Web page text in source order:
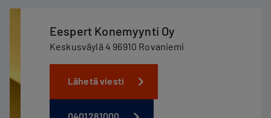
Eespert Konemyynti Oy
Keskusväylä 4 96910 Rovaniemi
Lähetä viesti